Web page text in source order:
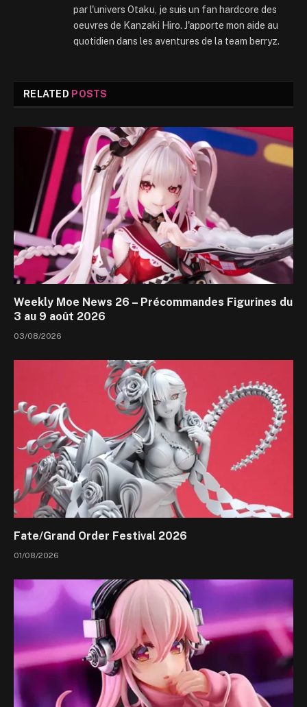
par l'univers Otaku, je suis un fan hardcore des
oeuvres de Kanzaki Hiro. J'apporte mon aide au
quotidien dans les aventures de la team berryz.
RELATED POSTS
Weekly Moe News 26 – Précommandes Figurines du
3 au 9 août 2026
03/08/2026
Fate/Grand Order Festival 2026
01/08/2026